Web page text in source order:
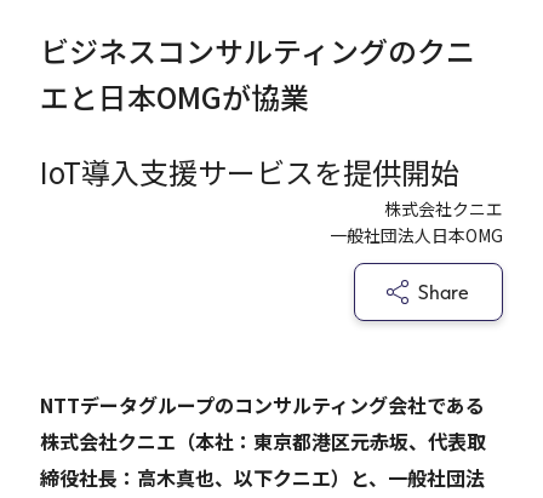
Service
News
ビジネスコンサルティングのクニ
エと日本OMGが協業
IoT導入支援サービスを提供開始
株式会社クニエ
一般社団法人日本OMG
Share
NTTデータグループのコンサルティング会社である
株式会社クニエ（本社：東京都港区元赤坂、代表取
締役社長：高木真也、以下クニエ）と、一般社団法